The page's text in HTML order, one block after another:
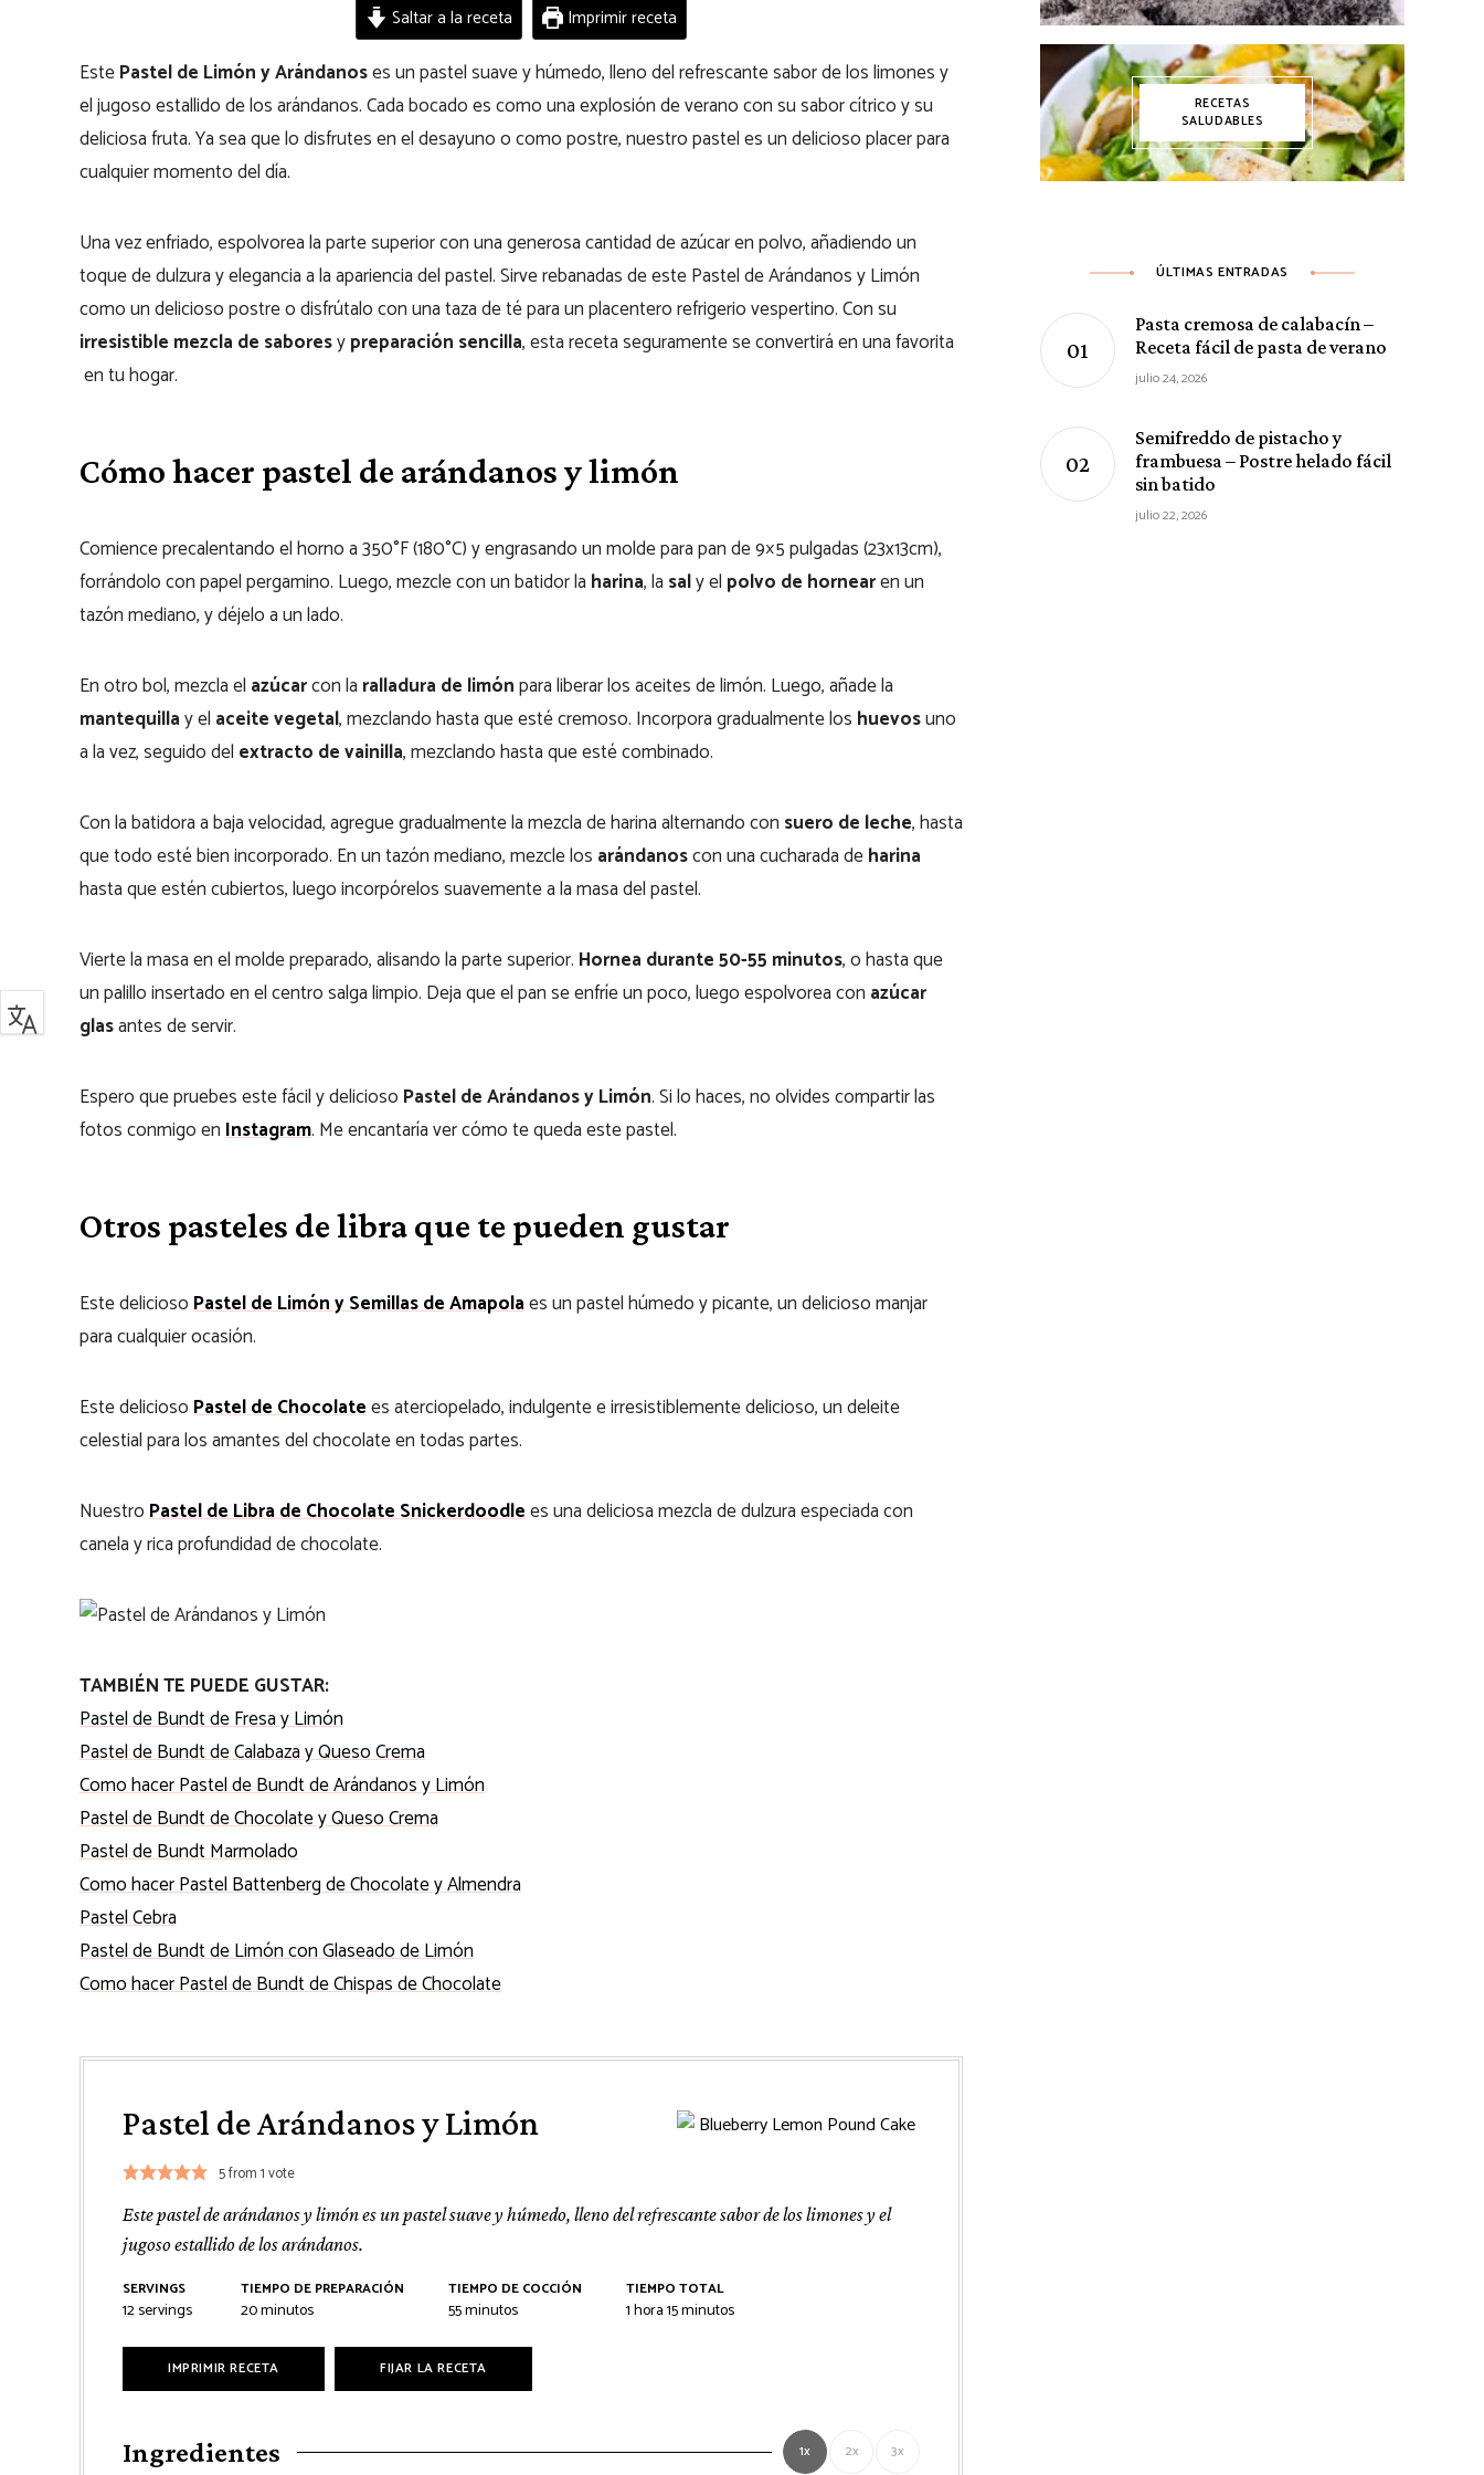
Saltar a la receta Imprimir receta
EstePastel de Limón y Arándanoses un pastel suave y húmedo, lleno del refrescante sabor de los limones y
el jugoso estallido de los arándanos. Cada bocado es como una explosión de verano con su sabor cítrico y su
deliciosa fruta. Ya sea que lo disfrutes en el desayuno o como postre, nuestro pastel es un delicioso placer para
cualquier momento del día.
Una vez enfriado, espolvorea la parte superior con una generosa cantidad de azúcar en polvo, añadiendo un
toque de dulzura y elegancia a la apariencia del pastel. Sirve rebanadas de este Pastel de Arándanos y Limón
como un delicioso postre o disfrútalo con una taza de té para un placentero refrigerio vespertino. Con su
irresistible mezcla de saboresypreparación sencilla, esta receta seguramente se convertirá en una favorita
en tu hogar.
Cómo hacer pastel de arándanos y limón
Comience precalentando el horno a 350°F (180°C) y engrasando un molde para pan de 9×5 pulgadas (23x13cm),
forrándolo con papel pergamino. Luego, mezcle con un batidor la harina, la saly el polvo de hornearen un
tazón mediano, y déjelo a un lado.
En otro bol, mezcla el azúcarcon la ralladura de limónpara liberar los aceites de limón. Luego, añade la
mantequillay el aceite vegetal, mezclando hasta que esté cremoso. Incorpora gradualmente los huevosuno
a la vez, seguido del extracto de vainilla, mezclando hasta que esté combinado.
Con la batidora a baja velocidad, agregue gradualmente la mezcla de harina alternando con suero de leche, hasta
que todo esté bien incorporado. En un tazón mediano, mezcle los arándanoscon una cucharada deharina
hasta que estén cubiertos, luego incorpórelos suavemente a la masa del pastel.
Vierte la masa en el molde preparado, alisando la parte superior. Hornea durante 50-55 minutos, o hasta que
un palillo insertado en el centro salga limpio. Deja que el pan se enfríe un poco, luego espolvorea con azúcar
glasantes de servir.
Espero que pruebes este fácil y delicioso Pastel de Arándanos y Limón. Si lo haces, no olvides compartir las
fotos conmigo enInstagram. Me encantaría ver cómo te queda este pastel.
Otros pasteles de libra que te pueden gustar
Este deliciosoPastel de Limón y Semillas de Amapolaes un pastel húmedo y picante, un delicioso manjar
para cualquier ocasión.
Este deliciosoPastel de Chocolatees aterciopelado, indulgente e irresistiblemente delicioso, un deleite
celestial para los amantes del chocolate en todas partes.
NuestroPastel de Libra de Chocolate Snickerdoodlees una deliciosa mezcla de dulzura especiada con
canela y rica profundidad de chocolate.
TAMBIÉN TE PUEDE GUSTAR:
Pastel de Bundt de Fresa y Limón
Pastel de Bundt de Calabaza y Queso Crema
Como hacer Pastel de Bundt de Arándanos y Limón
Pastel de Bundt de Chocolate y Queso Crema
Pastel de Bundt Marmolado
Como hacer Pastel Battenberg de Chocolate y Almendra
Pastel Cebra
Pastel de Bundt de Limón con Glaseado de Limón
Como hacer Pastel de Bundt de Chispas de Chocolate
Pastel de Arándanos y Limón
5from 1 vote
Este pastel de arándanos y limón es un pastel suave y húmedo, lleno del refrescante sabor de los limones y el
jugoso estallido de los arándanos.
SERVINGS
12servings
TIEMPO DE PREPARACIÓN
20minutos
minutos
TIEMPO DE COCCIÓN
55minutos
minutos
TIEMPO TOTAL
1hora
hora15minutos
minutos
IMPRIMIR RECETA FIJAR LA RECETA
Ingredientes 1x 2x 3x
RECETAS
SALUDABLES
ÚLTIMAS ENTRADAS
Pasta cremosa de calabacín –
Receta fácil de pasta de verano
julio 24, 2026
Semifreddo de pistacho y
frambuesa – Postre helado fácil
sin batido
julio 22, 2026